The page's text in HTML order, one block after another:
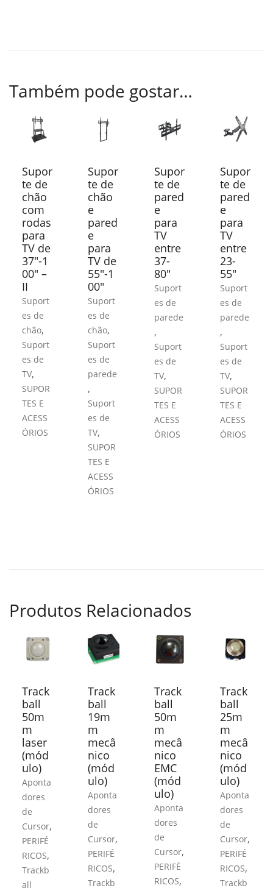
Também pode gostar…
Supor
te de
chão
com
rodas
para
TV de
37″-1
00″ –
II
Suport
es de
chão,
Suport
es de
TV,
SUPOR
TES E
ACESS
ÓRIOS
Supor
te de
chão
e
pared
e
para
TV de
55″-1
00″
Suport
es de
chão,
Suport
es de
parede
,
Suport
es de
TV,
SUPOR
TES E
ACESS
ÓRIOS
Supor
te de
pared
e
para
TV
entre
37-
80″
Suport
es de
parede
,
Suport
es de
TV,
SUPOR
TES E
ACESS
ÓRIOS
Supor
te de
pared
e
para
TV
entre
23-
55″
Suport
es de
parede
,
Suport
es de
TV,
SUPOR
TES E
ACESS
ÓRIOS
Produtos Relacionados
Track
ball
50m
m
laser
(mód
ulo)
Aponta
dores
de
Cursor,
PERIFÉ
RICOS,
Trackb
all
Track
ball
19m
m
mecâ
nico
(mód
ulo)
Aponta
dores
de
Cursor,
PERIFÉ
RICOS,
Trackb
Track
ball
50m
m
mecâ
nico
EMC
(mód
ulo)
Aponta
dores
de
Cursor,
PERIFÉ
RICOS,
Track
ball
25m
m
mecâ
nico
(mód
ulo)
Aponta
dores
de
Cursor,
PERIFÉ
RICOS,
Trackb